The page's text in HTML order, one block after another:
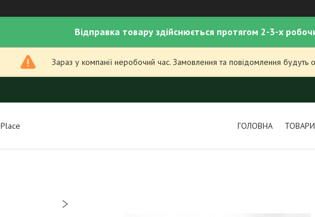
Відправка товару здійснюється протягом 2-3-х
Зараз у компанії неробочий час. Замовлення та повідомлення
ГОЛОВНА ТОВАРИ